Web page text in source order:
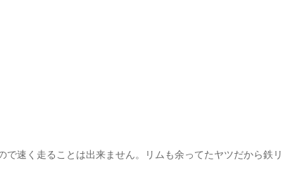
速く走ることは出来ません。リムも余ってたヤツだから鉄リ